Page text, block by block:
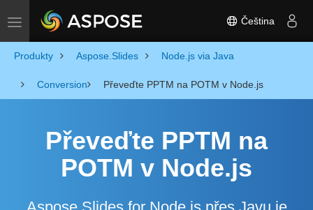
Toggle navigation Čeština
Produkty Aspose.Slides Node.js via Java
Conversion Převeďte PPTM na POTM v Node.js
Převeďte PPTM na
POTM v Node.js